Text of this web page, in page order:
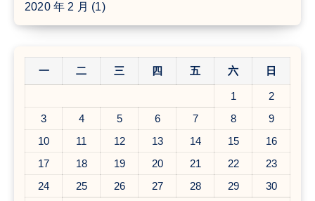
2020 年 2 月 (1)
一 二 三 四 五 六 日
1
2
3
4 5 6 7 8
9
10
11 12 13 14 15
16
17
18 19 20 21 22
23
24
25 26 27 28 29
30